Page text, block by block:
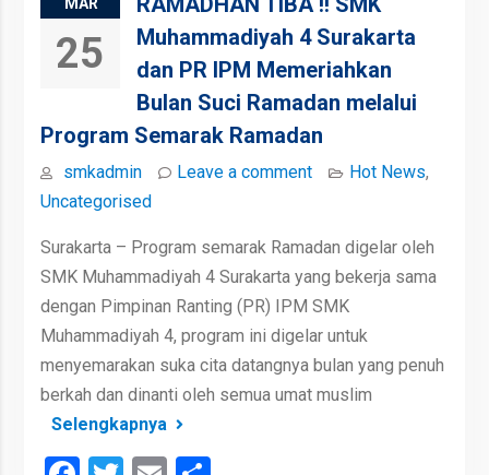
25
Muhammadiyah 4 Surakarta
dan PR IPM Memeriahkan
Bulan Suci Ramadan melalui
Program Semarak Ramadan
smkadmin Leave a comment Hot News,
Uncategorised
Surakarta – Program semarak Ramadan digelar oleh
SMK Muhammadiyah 4 Surakarta yang bekerja sama
dengan Pimpinan Ranting (PR) IPM SMK
Muhammadiyah 4, program ini digelar untuk
menyemarakan suka cita datangnya bulan yang penuh
berkah dan dinanti oleh semua umat muslim
Selengkapnya